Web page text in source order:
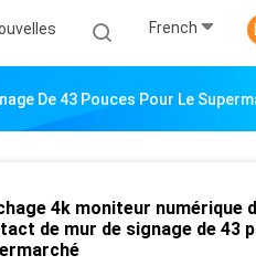
French
De 43 Pouces Pour Le
4k moniteur numérique
de mur de signage de 43